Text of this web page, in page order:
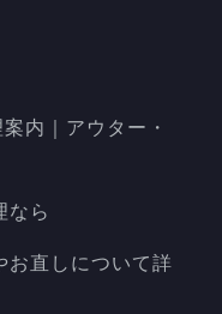
内｜アウター・
なら
お直しについて詳